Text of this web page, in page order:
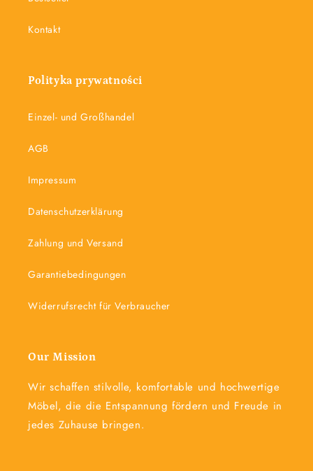
Kontakt
Polityka prywatności
Einzel- und Großhandel
AGB
Impressum
Datenschutzerklärung
Zahlung und Versand
Garantiebedingungen
Widerrufsrecht für Verbraucher
Our Mission
Wir schaffen stilvolle, komfortable und hochwertige
Möbel, die die Entspannung fördern und Freude in
jedes Zuhause bringen.